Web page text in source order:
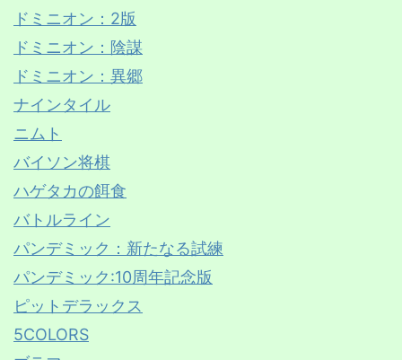
ドミニオン：2版
ドミニオン：陰謀
ドミニオン：異郷
ナインタイル
ニムト
バイソン将棋
ハゲタカの餌食
バトルライン
パンデミック：新たなる試練
パンデミック:10周年記念版
ピットデラックス
5COLORS